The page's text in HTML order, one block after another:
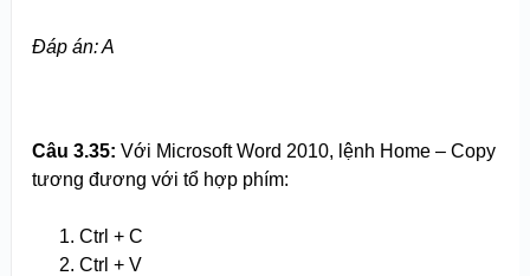
Đáp án: A
Câu 3.35: Với Microsoft Word 2010, lệnh Home – Copy
tương đương với tổ hợp phím:
Ctrl + C
Ctrl + V